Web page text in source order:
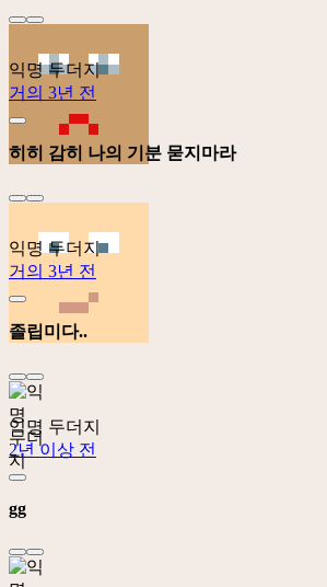
익명 두더지
거의 3년 전
히히 감히 나의 기분 묻지마라
익명 두더지
거의 3년 전
졸립미다..
익명 두더지
2년 이상 전
gg